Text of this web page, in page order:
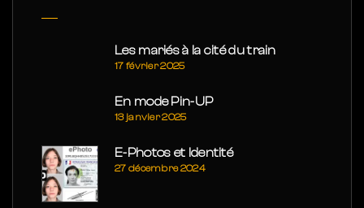
Les mariés à la cité du train
17 février 2025
En mode Pin-UP
13 janvier 2025
E-Photos et Identité
27 décembre 2024